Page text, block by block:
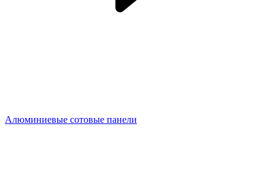
Алюминиевые сотовые панели